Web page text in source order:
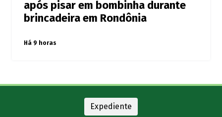
após pisar em bombinha durante
brincadeira em Rondônia
Há 9 horas
Expediente